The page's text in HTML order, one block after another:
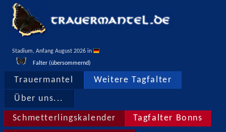
Stadium, Anfang August 2026 in
Falter (übersommernd)
Trauermantel Weitere Tagfalter
Über uns...
Schmetterlingskalender Tagfalter Bonns